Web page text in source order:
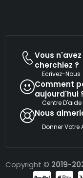
Vous
cherchiez ?
Ecrivez-Nous
Comment
aujourd'hui
Centre D'aide
Nous
Donner Votre
Copyright © 2019-